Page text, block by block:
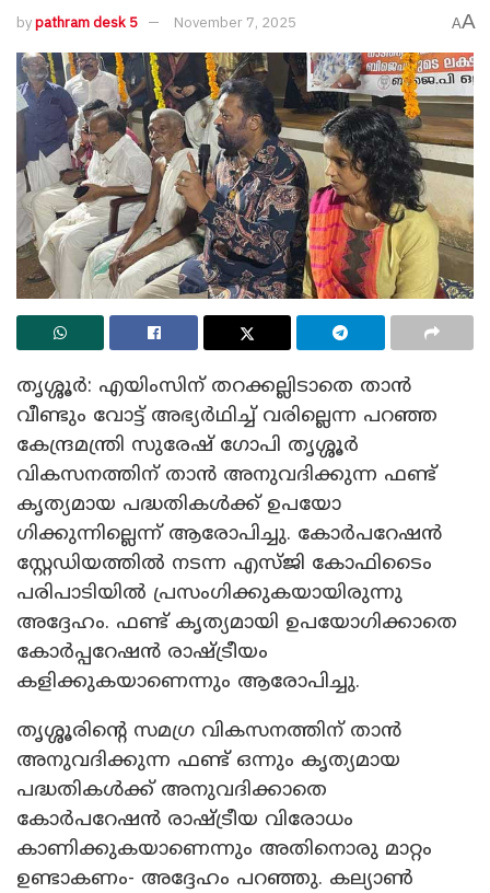
bypathram desk 5 November 7, 2025 AA
തൃശ്ശൂര്‍: എയിംസിന് തറക്കല്ലിടാതെ താന്‍
വീണ്ടും വോട്ട് അഭ്യര്‍ഥിച്ച് വരില്ലെന്ന പറഞ്ഞ
കേന്ദ്രമന്ത്രി സുരേഷ് ഗോപി തൃശ്ശൂർ
വികസനത്തിന് താൻ അനുവദിക്കുന്ന ഫണ്ട്
കൃത്യമായ പദ്ധതികള്‍ക്ക് ഉപയോ​
ഗിക്കുന്നില്ലെന്ന് ആരോപിച്ചു. കോര്‍പറേഷന്‍
സ്റ്റേഡിയത്തില്‍ നടന്ന എസ്ജി കോഫിടൈം
പരിപാടിയില്‍ പ്രസംഗിക്കുകയായിരുന്നു
അദ്ദേഹം. ഫണ്ട് കൃത്യമായി ഉപയോ​ഗിക്കാതെ
കോർപ്പറേഷൻ രാഷ്ട്രീയം
കളിക്കുകയാണെന്നും ആരോപിച്ചു.
തൃശ്ശൂരിന്റെ സമഗ്ര വികസനത്തിന് താന്‍
അനുവദിക്കുന്ന ഫണ്ട് ഒന്നും കൃത്യമായ
പദ്ധതികള്‍ക്ക് അനുവദിക്കാതെ
കോര്‍പറേഷന്‍ രാഷ്ട്രീയ വിരോധം
കാണിക്കുകയാണെന്നും അതിനൊരു മാറ്റം
ഉണ്ടാകണം- അദ്ദേഹം പറഞ്ഞു. കല്യാണ്‍